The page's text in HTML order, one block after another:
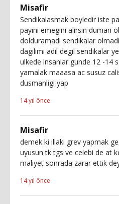
Misafir
Sendikalasmak boyledir iste
payini emegini alirsin duman
dolduramadi sendikalar
dagilimi adil degil sendikalar
ulkede insanlar gunde 12 -14
yamalak maaasa ac susuz
dusmanligi yap
14 yıl önce
Misafir
demek ki illaki grev yapmak
uyusun tk tgs ve celebi de at
maliyet sonrada zarar ettik
14 yıl önce